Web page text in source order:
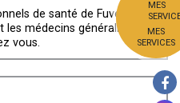
MES
SERVICES
de santé de Fuveau.
les médecins généralistes et
vous.